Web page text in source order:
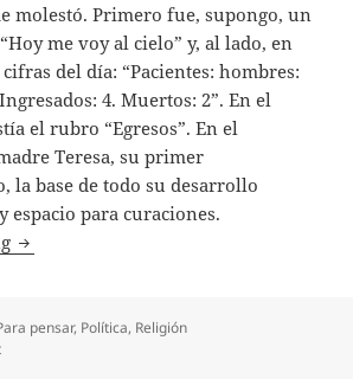
molestó. Primero fue, supongo, un
me voy al cielo” y, al lado, en
del día: “Pacientes: hombres:
4. Muertos: 2”. En el
el rubro “Egresos”. En el
Teresa, su primer
la base de todo su desarrollo
espacio para curaciones.
Sobre Agnes Bojaxhiu (Teresa de
pensar, Política, Religión
on Sobre Agnes Bojaxhiu (Teresa de Calcuta)